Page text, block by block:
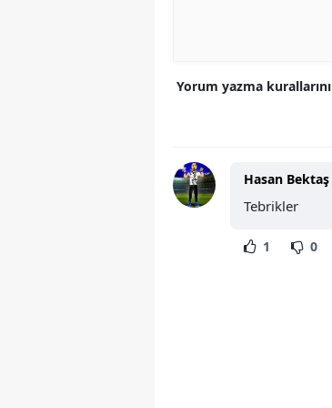
Yorum yazma kurallarını
Hasan Bektaş
Tebrikler
1 0